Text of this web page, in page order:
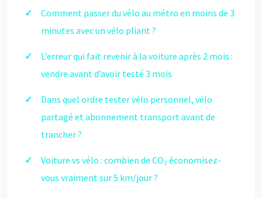
Comment passer du vélo au métro en moins de 3
minutes avec un vélo pliant ?
L’erreur qui fait revenir à la voiture après 2 mois :
vendre avant d’avoir testé 3 mois
Dans quel ordre tester vélo personnel, vélo
partagé et abonnement transport avant de
trancher ?
Voiture vs vélo : combien de CO₂ économisez-
vous vraiment sur 5 km/jour ?